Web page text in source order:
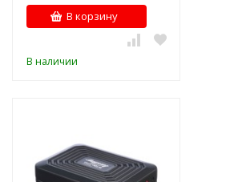
В корзину
В наличии